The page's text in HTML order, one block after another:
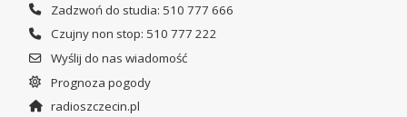
Zadzwoń do studia: 510 777 666
Czujny non stop: 510 777 222
Wyślij do nas wiadomość
Prognoza pogody
radioszczecin.pl